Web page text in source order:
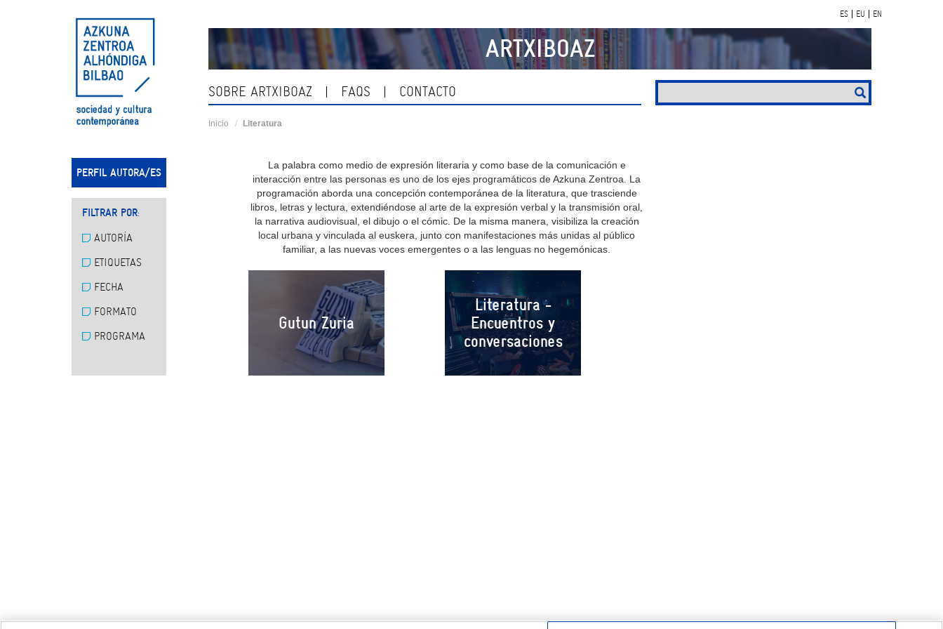
ES EU EN
ARTXIBOAZ
SOBRE ARTXIBOAZ FAQS CONTACTO
Inicio Literatura
PERFIL AUTORA/ES
FILTRAR POR:
AUTORÍA
ETIQUETAS
FECHA
FORMATO
PROGRAMA
La palabra como medio de expresión literaria y como base de la comunicación e
interacción entre las personas es uno de los ejes programáticos de Azkuna Zentroa. La
programación aborda una concepción contemporánea de la literatura, que trasciende
libros, letras y lectura, extendiéndose al arte de la expresión verbal y la transmisión oral,
la narrativa audiovisual, el dibujo o el cómic. De la misma manera, visibiliza la creación
local urbana y vinculada al euskera, junto con manifestaciones más unidas al público
familiar, a las nuevas voces emergentes o a las lenguas no hegemónicas.
Gutun Zuria
Literatura -
Encuentros y
conversaciones